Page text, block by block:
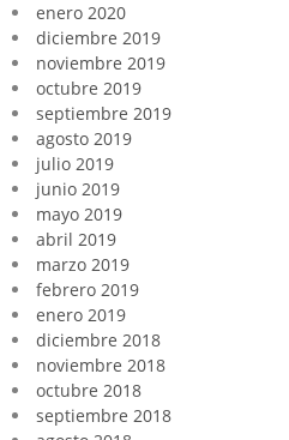
enero 2020
diciembre 2019
noviembre 2019
octubre 2019
septiembre 2019
agosto 2019
julio 2019
junio 2019
mayo 2019
abril 2019
marzo 2019
febrero 2019
enero 2019
diciembre 2018
noviembre 2018
octubre 2018
septiembre 2018